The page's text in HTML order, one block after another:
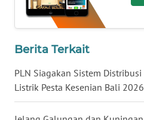
Berita Terkait
PLN Siagakan Sistem
Listrik Pesta Kesenian Bali 2026
WN
WN
GORONTALO
WN